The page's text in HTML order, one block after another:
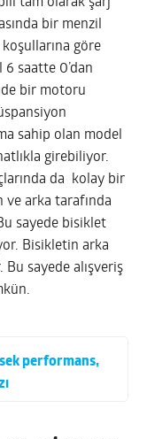
bir menzil
göre
saatte 0’dan
bir motoru
sahip olan model
girebiliyor.
da kolay bir
ve arka tarafında
sayede bisiklet
Bisikletin arka
Bu sayede alışveriş
performans,